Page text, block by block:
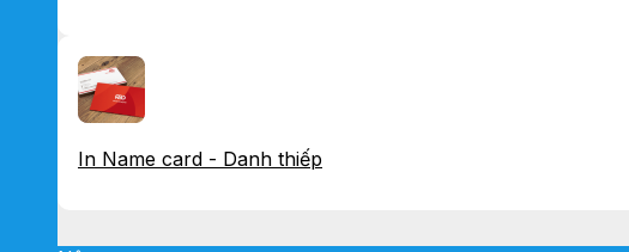
In Name card - Danh thiếp